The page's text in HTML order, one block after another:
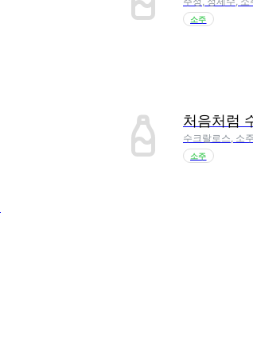
소주
처음처럼
수크랄로스, 소
소주